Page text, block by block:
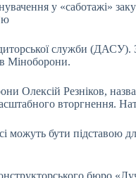
у «саботажі»
служби
Міноборони.
Олексій Резніков,
вторгнення.
можуть бути
бюро